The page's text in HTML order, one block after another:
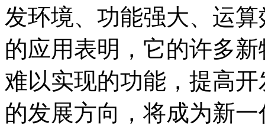
发环境、功能强大、运
的应用表明，它的许多
难以实现的功能，提高
的发展方向，将成为新